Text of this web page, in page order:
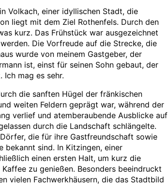
Volkach, einer idyllischen Stadt, die
liegt mit dem Ziel Rothenfels. Durch den
kurz. Das Frühstück war ausgezeichnet
Die Vorfreude auf die Strecke, die
wurde von meinem Gastgeber, der
ist, einst für seinen Sohn gebaut, der
mag es sehr.
die sanften Hügel der fränkischen
weiten Feldern geprägt war, während der
verlief und atemberaubende Ausblicke auf
durch die Landschaft schlängelte.
die für ihre Gastfreundschaft sowie
sind. In Kitzingen, einer
einen ersten Halt, um kurz die
zu genießen. Besonders beeindruckt
vielen Fachwerkhäusern, die das Stadtbild